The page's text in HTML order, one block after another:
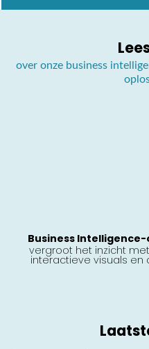
over onze business
Business
vergroot het inzicht
interactieve visuals en